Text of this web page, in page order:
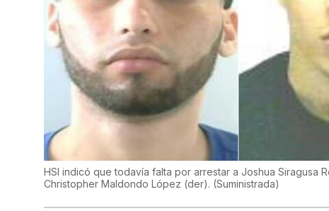
HSI indicó que todavía falta por arrestar a Joshua Siragusa
Christopher Maldondo López (der). (Suministrada)